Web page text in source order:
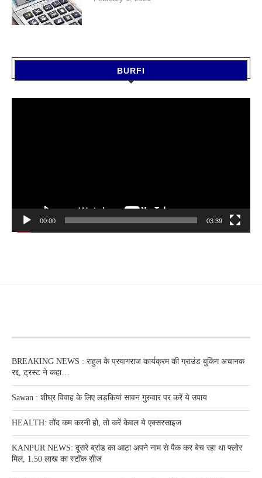
BURFI
00:00 03:39
BREAKING NEWS : राहुल के प्रयागराज कार्यक्रम की ग्राउंड बुकिंग अचानक
रद्द, ट्रस्ट ने कहा…
Sawan : शीघ्र विवाह के लिए लड़कियां सावन गुरुवार पर करें ये उपाय
HEALTH: तोंद कम करनी हो, तो करें केवल ये एक्सरसाइज
KANPUR NEWS: दूसरे ब्रांड का आटा अपने नाम से पैक कर बेच रहा था फ्लोर
मिल, 1.50 लाख का स्टॉक सीज